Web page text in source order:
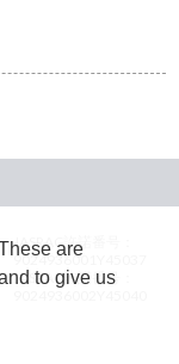
JASRAC許諾番号：
9024936001Y45037
JASRAC許諾番号：
are
to give us